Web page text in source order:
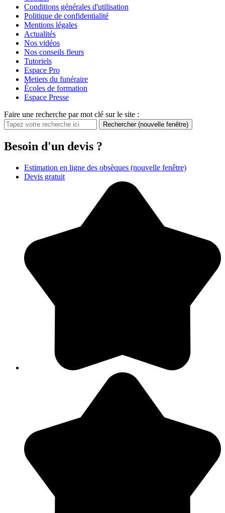
Conditions générales d'utilisation
Politique de confidentialité
Mentions légales
Actualités
Nos vidéos
Nos conseils fleurs
Tutoriels
Espace Pro
Metiers du funéraire
Écoles de formation
Espace Presse
Faire une recherche par mot clé sur le site :
Rechercher (nouvelle fenêtre)
Besoin d'un devis ?
Estimation en ligne des obsèques (nouvelle fenêtre)
Devis gratuit